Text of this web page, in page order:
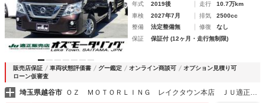
年式 2019後 走行
10.7万km
車検
2027年7月 排気
2500cc
整備
法定整備無 修復
なし
保証
保証付 (12ヶ月・走行無制限)
販売店保証 車両状態評価書 グー鑑定 オンライン商談可
オプション見積り可
ローン仮審査
埼玉県越谷市